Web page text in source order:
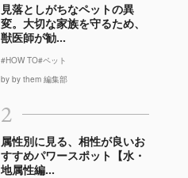
見落としがちなペットの異
変。大切な家族を守るため、
獣医師が勧...
#HOW TO#ペット
by by them 編集部
2
属性別に見る、相性が良いお
すすめパワースポット【水・
地属性編...